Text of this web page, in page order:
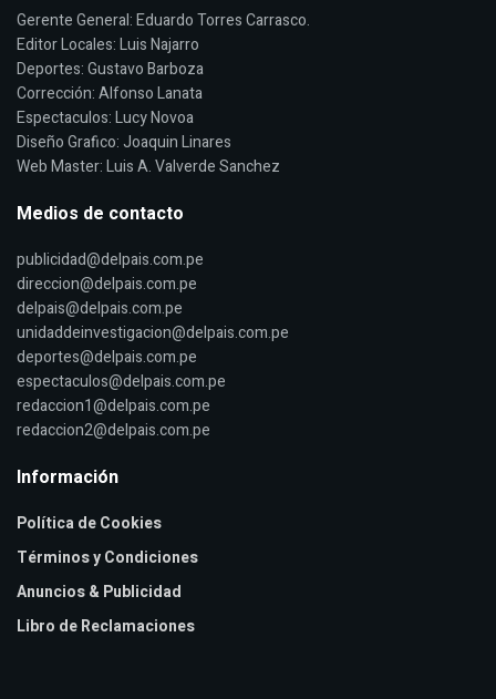
Gerente General: Eduardo Torres Carrasco.
Editor Locales: Luis Najarro
Deportes: Gustavo Barboza
Corrección: Alfonso Lanata
Espectaculos: Lucy Novoa
Diseño Grafico: Joaquin Linares
Web Master: Luis A. Valverde Sanchez
Medios de contacto
publicidad@delpais.com.pe
direccion@delpais.com.pe
delpais@delpais.com.pe
unidaddeinvestigacion@delpais.com.pe
deportes@delpais.com.pe
espectaculos@delpais.com.pe
redaccion1@delpais.com.pe
redaccion2@delpais.com.pe
Información
Política de Cookies
Términos y Condiciones
Anuncios & Publicidad
Libro de Reclamaciones